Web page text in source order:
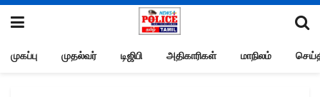
முகப்பு முதல்வர் டிஜிபி அதிகாரிகள் மாநிலம்